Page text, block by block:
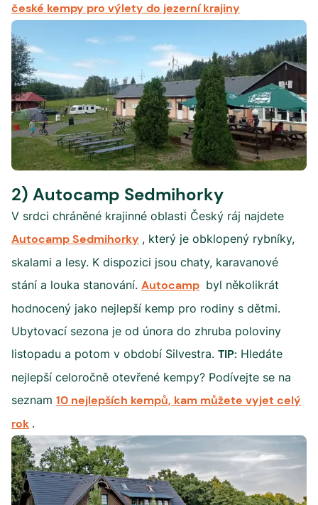
české kempy pro výlety do jezerní krajiny
2) Autocamp Sedmihorky
V srdci chráněné krajinné oblasti Český ráj najdete
Autocamp Sedmihorky , který je obklopený rybníky,
skalami a lesy. K dispozici jsou chaty, karavanové
stání a louka stanování. Autocamp byl několikrát
hodnocený jako nejlepší kemp pro rodiny s dětmi.
Ubytovací sezona je od února do zhruba poloviny
listopadu a potom v období Silvestra. TIP: Hledáte
nejlepší celoročně otevřené kempy? Podívejte se na
seznam 10 nejlepších kempů, kam můžete vyjet celý
rok .